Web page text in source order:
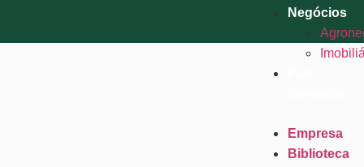
Negócios
Empresa
Biblioteca